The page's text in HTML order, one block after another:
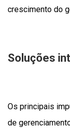
crescimento do
Soluções
Os principais
de